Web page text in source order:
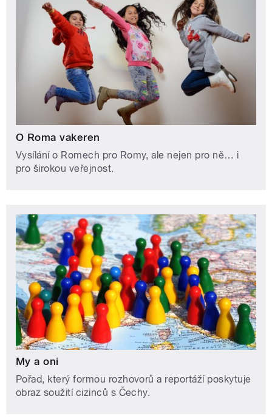
O Roma vakeren
Vysílání o Romech pro Romy, ale nejen pro ně… i
pro širokou veřejnost.
My a oni
Pořad, který formou rozhovorů a reportáží poskytuje
obraz soužití cizinců s Čechy.